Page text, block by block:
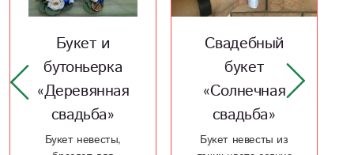
Свадебный
букет
«Солнечная
свадьба»
Букет невесты из
Свадебный
букет «Цвет
свадьбы -
синий»
Букет для невесты по